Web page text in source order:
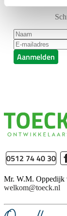
Naam
E-mailadres
Aanmelden
0512 74 40 30
Mr. W.M. Oppedijk
welkom@toeck.nl